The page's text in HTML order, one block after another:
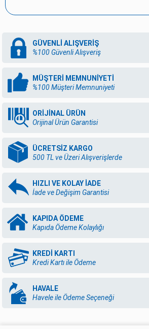
GÜVENLİ ALIŞVERİŞ
%100 Güvenli Alışveriş
MÜŞTERİ MEMNUNİYETİ
%100 Müşteri Memnuniyeti
ORİJİNAL ÜRÜN
Orijinal Ürün Garantisi
ÜCRETSİZ KARGO
500 TL ve Üzeri Alışverişlerde
HIZLI VE KOLAY İADE
İade ve Değişim Garantisi
KAPIDA ÖDEME
Kapıda Ödeme Kolaylığı
KREDİ KARTI
Kredi Kartı ile Ödeme
HAVALE
Havele ile Ödeme Seçeneği